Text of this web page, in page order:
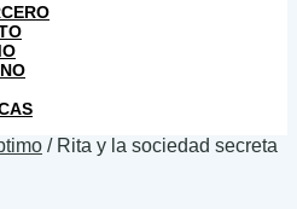
/ Rita y la sociedad secreta